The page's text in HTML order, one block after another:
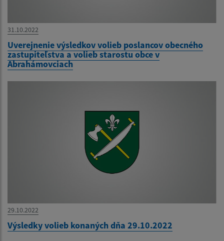
31.10.2022
Uverejnenie výsledkov volieb poslancov obecného
zastupiteľstva a volieb starostu obce v
Abrahámovciach
29.10.2022
Výsledky volieb konaných dňa 29.10.2022